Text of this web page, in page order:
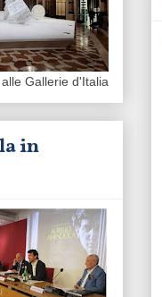
Gallerie d'Italia
in